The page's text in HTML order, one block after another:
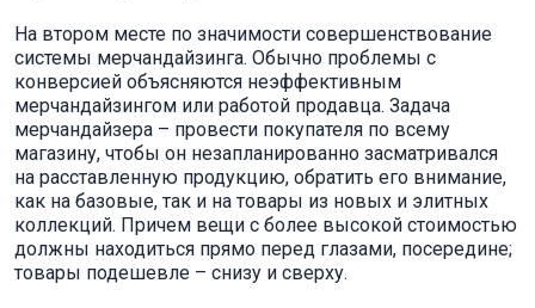
На втором месте по значимости совершенствование
системы мерчандайзинга. Обычно проблемы с
конверсией объясняются неэффективным
мерчандайзингом или работой продавца. Задача
мерчандайзера – провести покупателя по всему
магазину, чтобы он незапланированно засматривался
на расставленную продукцию, обратить его внимание,
как на базовые, так и на товары из новых и элитных
коллекций. Причем вещи с более высокой стоимостью
должны находиться прямо перед глазами, посередине;
товары подешевле – снизу и сверху.